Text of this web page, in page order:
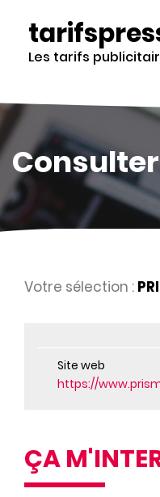
contenu
principalLes tarifs
Votre sélection :
Site web
https://
ÇA